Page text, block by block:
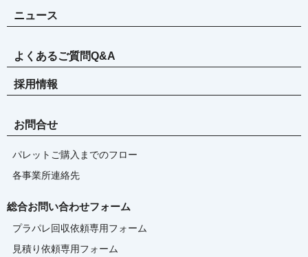
ニュース
よくあるご質問Q&A
採用情報
お問合せ
パレットご購入までのフロー
各事業所連絡先
総合お問い合わせフォーム
プラパレ回収依頼専用フォーム
見積り依頼専用フォーム